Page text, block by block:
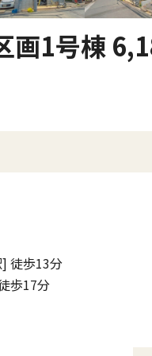
画1号棟
徒歩13分
歩17分